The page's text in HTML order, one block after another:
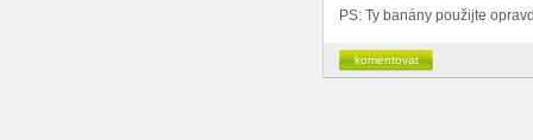
PS: Ty banány použijte
komentovat